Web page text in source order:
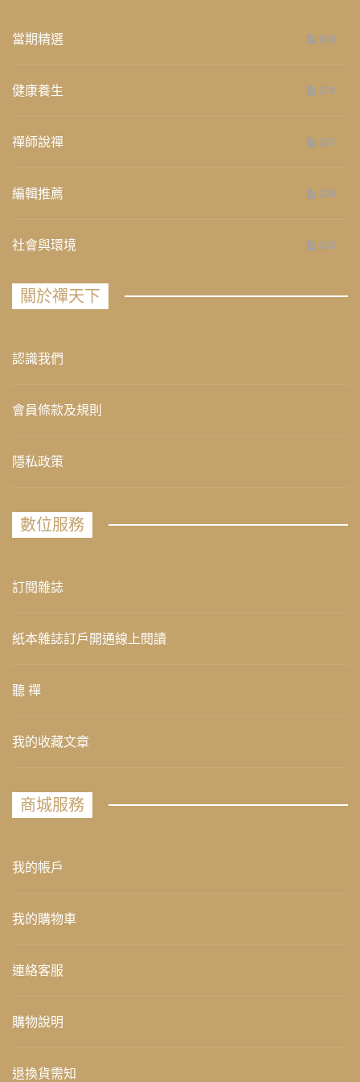
當期精選 658
健康養生 276
禪師說禪 267
編輯推薦 236
社會與環境 235
關於禪天下
認識我們
會員條款及規則
隱私政策
數位服務
訂閱雜誌
紙本雜誌訂戶開通線上閱讀
聽 禪
我的收藏文章
商城服務
我的帳戶
我的購物車
連絡客服
購物說明
退換貨需知